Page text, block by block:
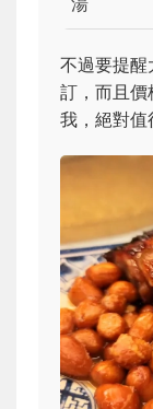
不過要提醒
訂，而且價
我，絕對值